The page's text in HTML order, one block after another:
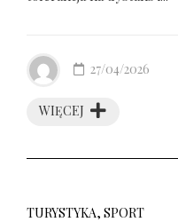
WIĘCEJ
27/04/2026
TURYSTYKA, SPORT